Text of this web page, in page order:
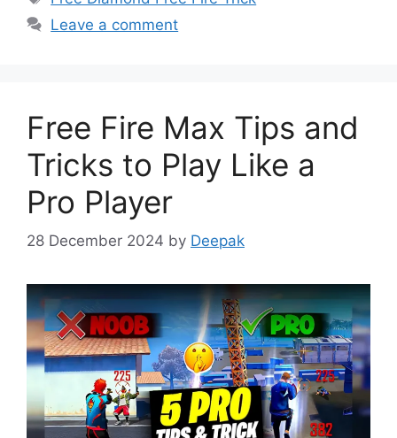
Leave a comment
Free Fire Max Tips and
Tricks to Play Like a
Pro Player
28 December 2024 by Deepak